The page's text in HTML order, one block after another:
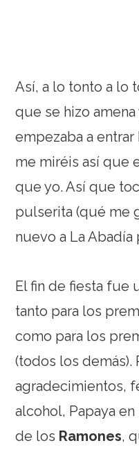
Así, a lo tonto a lo
que se hizo
empezaba a
me miréis así que
que yo. Así que
pulserita (qué me
nuevo a La Abadía
El fin de fiesta fue
tanto para los
como para los
(todos los demás).
agradecimientos,
alcohol, Papaya
de los Ramones,